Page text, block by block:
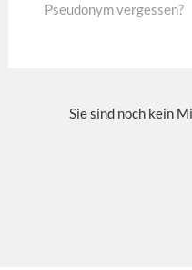
Pseudonym vergessen?
Sie sind noch kein